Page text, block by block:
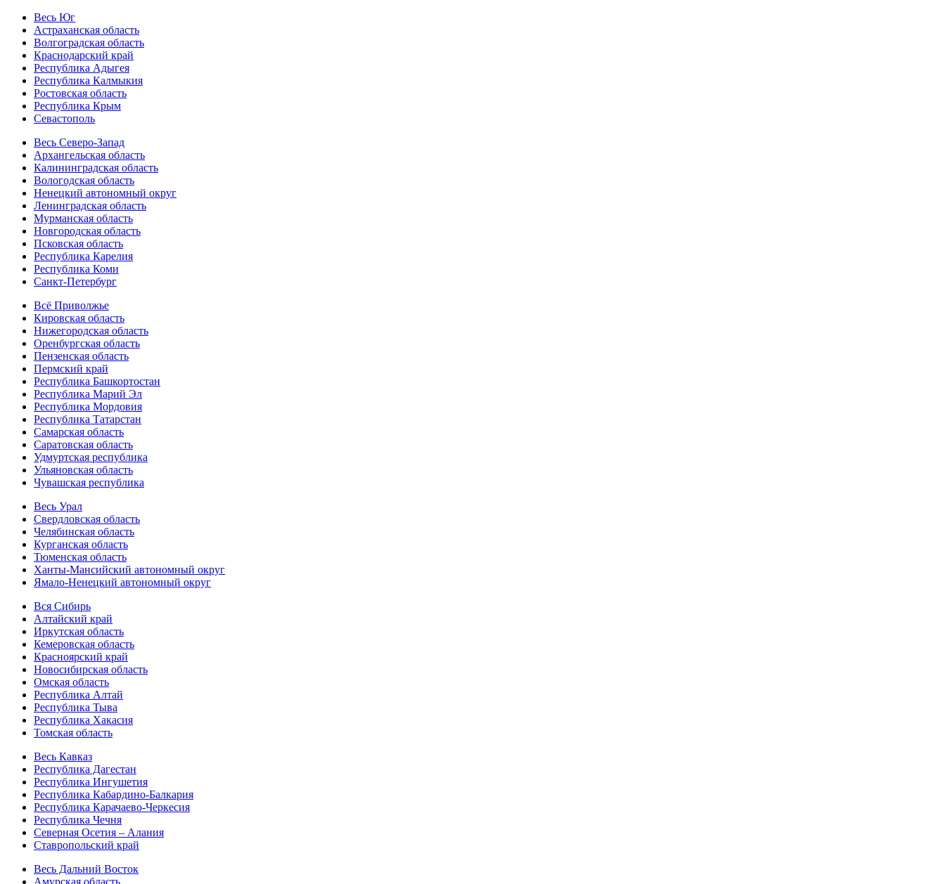
Весь Юг
Астраханская область
Волгоградская область
Краснодарский край
Республика Адыгея
Республика Калмыкия
Ростовская область
Республика Крым
Севастополь
Весь Северо-Запад
Архангельская область
Калининградская область
Вологодская область
Ненецкий автономный округ
Ленинградская область
Мурманская область
Новгородская область
Псковская область
Республика Карелия
Республика Коми
Санкт-Петербург
Всё Приволжье
Кировская область
Нижегородская область
Оренбургская область
Пензенская область
Пермский край
Республика Башкортостан
Республика Марий Эл
Республика Мордовия
Республика Татарстан
Самарская область
Саратовская область
Удмуртская республика
Ульяновская область
Чувашская республика
Весь Урал
Свердловская область
Челябинская область
Курганская область
Тюменская область
Ханты-Мансийский автономный округ
Ямало-Ненецкий автономный округ
Вся Сибирь
Алтайский край
Иркутская область
Кемеровская область
Красноярский край
Новосибирская область
Омская область
Республика Алтай
Республика Тыва
Республика Хакасия
Томская область
Весь Кавказ
Республика Дагестан
Республика Ингушетия
Республика Кабардино-Балкария
Республика Карачаево-Черкесия
Республика Чечня
Северная Осетия – Алания
Ставропольский край
Весь Дальний Восток
Амурская область